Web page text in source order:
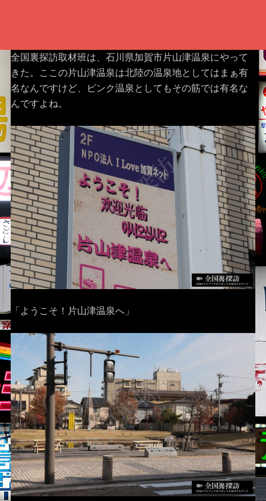
全国裏探訪取材班は、石川県加賀市片山津温泉にやって
きた。ここの片山津温泉は北陸の温泉地としてはまぁ有
名なんですけど、ピンク温泉としてもその筋では有名な
んですよね。
「ようこそ！片山津温泉へ」